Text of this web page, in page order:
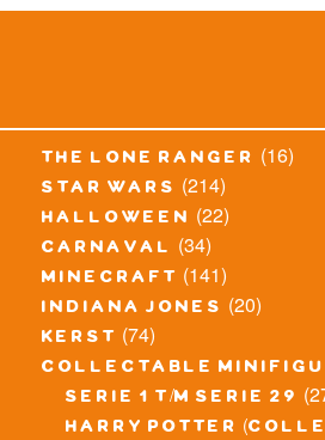
the lone ranger (16)
star wars (214)
halloween (22)
carnaval (34)
minecraft (141)
indiana jones (20)
kerst (74)
collectable
serie 1 t/m serie 29
harry potter